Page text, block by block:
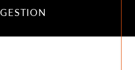
GESTION